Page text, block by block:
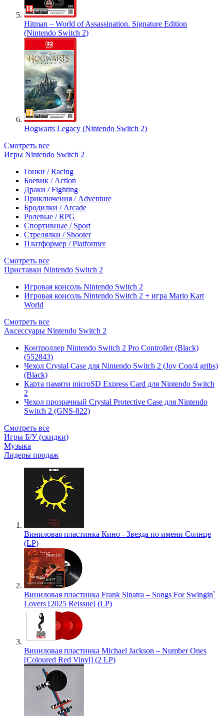
Hitman – World of Assassination. Signature Edition
(Nintendo Switch 2)
Hogwarts Legacy (Nintendo Switch 2)
Смотреть все
Игры Nintendo Switch 2
Гонки / Racing
Боевик / Action
Драки / Fighting
Приключения / Adventure
Бродилки / Arcade
Ролевые / RPG
Спортивные / Sport
Стрелялки / Shooter
Платформер / Platformer
Смотреть все
Приставки Nintendo Switch 2
Игровая консоль Nintendo Switch 2
Игровая консоль Nintendo Switch 2 + игра Mario Kart
World
Смотреть все
Аксессуары Nintendo Switch 2
Контроллер Nintendo Switch 2 Pro Controller (Black)
(552843)
Чехол Сrystal Сase для Nintendo Switch 2 (Joy Con/4 gribs)
(Black)
Карта памяти microSD Express Card для Nintendo Switch
2
Чехол прозрачный Crystal Protective Case для Nintendo
Switch 2 (GNS-822)
Смотреть все
Игры Б/У (скидки)
Музыка
Лидеры продаж
Виниловая пластинка Кино - Звезда по имени Солнце
(LP)
Виниловая пластинка Frank Sinatra – Songs For Swingin`
Lovers [2025 Reissue] (LP)
Виниловая пластинка Michael Jackson – Number Ones
[Coloured Red Vinyl] (2 LP)